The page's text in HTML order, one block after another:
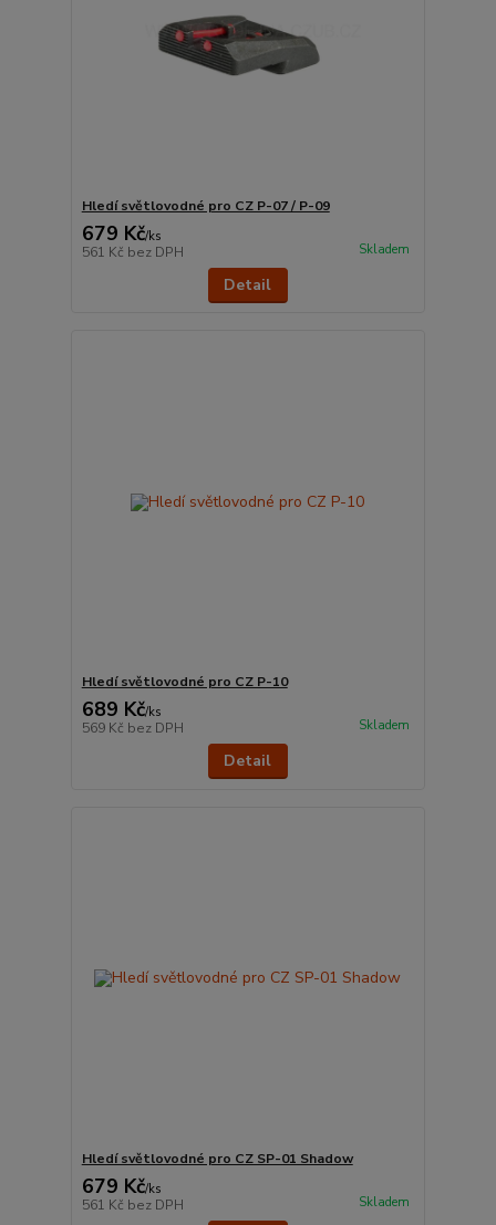
Hledí světlovodné pro CZ P-07 / P-09
679 Kč/ks
561 Kč bez DPH Skladem
Detail
Hledí světlovodné pro CZ P-10
689 Kč/ks
569 Kč bez DPH Skladem
Detail
Hledí světlovodné pro CZ SP-01 Shadow
679 Kč/ks
561 Kč bez DPH Skladem